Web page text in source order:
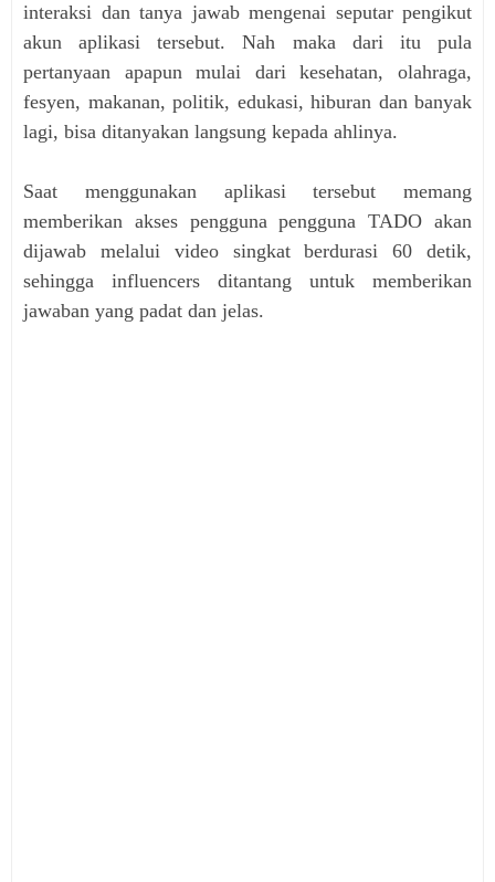
interaksi dan tanya jawab mengenai seputar pengikut
akun aplikasi tersebut. Nah maka dari itu pula
pertanyaan apapun mulai dari kesehatan, olahraga,
fesyen, makanan, politik, edukasi, hiburan dan banyak
lagi, bisa ditanyakan langsung kepada ahlinya.
Saat menggunakan aplikasi tersebut memang
memberikan akses penggunapengguna TADO akan
dijawab melalui video singkat berdurasi 60 detik,
sehingga influencers ditantang untuk memberikan
jawaban yang padat dan jelas.